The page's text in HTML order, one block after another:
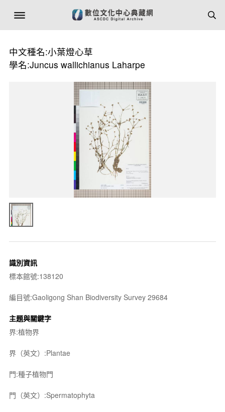
中文種名:小葉燈心草
學名:Juncus wallichianus Laharpe
識別資訊
標本館號:138120
編目號:Gaoligong Shan Biodiversity Survey 29684
主題與關鍵字
界:植物界
界（英文）:Plantae
門:種子植物門
門（英文）:Spermatophyta